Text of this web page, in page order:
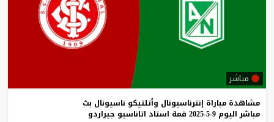
مباشر
مشاهدة مباراة إنترناسيونال وأتلتيكو ناسيونال بث
مباشر اليوم 9-5-2025 قمة استاد اتاناسيو جيراردو